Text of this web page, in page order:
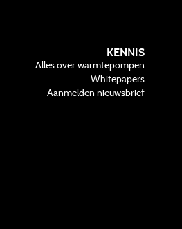
KENNIS
Alles over warmtepompen
Whitepapers
Aanmelden nieuwsbrief